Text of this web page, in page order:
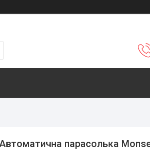
парасолька